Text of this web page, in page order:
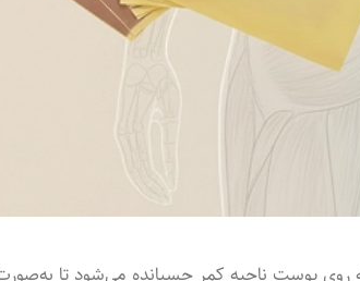
پوست ناحیه‌ کمر چسبانده می‌شود تا